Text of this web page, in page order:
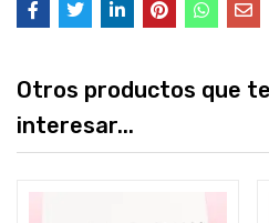
Otros productos que
interesar...